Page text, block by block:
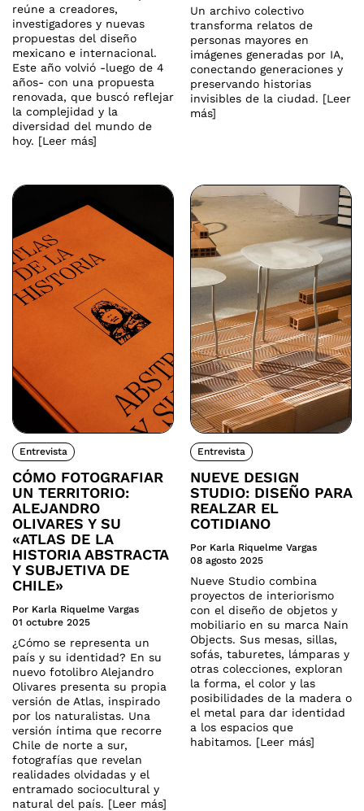
reúne a creadores,
investigadores y nuevas
propuestas del diseño
mexicano e internacional.
Este año volvió -luego de 4
años- con una propuesta
renovada, que buscó reflejar
la complejidad y la
diversidad del mundo de
hoy. [Leer más]
Un archivo colectivo
transforma relatos de
personas mayores en
imágenes generadas por IA,
conectando generaciones y
preservando historias
invisibles de la ciudad. [Leer
más]
Entrevista
CÓMO FOTOGRAFIAR
UN TERRITORIO:
ALEJANDRO
OLIVARES Y SU
«ATLAS DE LA
HISTORIA ABSTRACTA
Y SUBJETIVA DE
CHILE»
Por Karla Riquelme Vargas
01 octubre 2025
¿Cómo se representa un
país y su identidad? En su
nuevo fotolibro Alejandro
Olivares presenta su propia
versión de Atlas, inspirado
por los naturalistas. Una
versión íntima que recorre
Chile de norte a sur,
fotografías que revelan
realidades olvidadas y el
entramado sociocultural y
natural del país. [Leer más]
Entrevista
NUEVE DESIGN
STUDIO: DISEÑO PARA
REALZAR EL
COTIDIANO
Por Karla Riquelme Vargas
08 agosto 2025
Nueve Studio combina
proyectos de interiorismo
con el diseño de objetos y
mobiliario en su marca Nain
Objects. Sus mesas, sillas,
sofás, taburetes, lámparas y
otras colecciones, exploran
la forma, el color y las
posibilidades de la madera o
el metal para dar identidad
a los espacios que
habitamos. [Leer más]